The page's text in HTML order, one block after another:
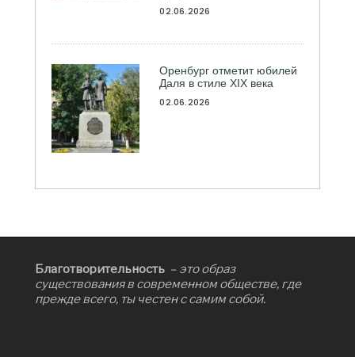
02.06.2026
Оренбург отметит юбилей
Даля в стиле XIX века
02.06.2026
Благотворительность – это образ
существования в современном обществе, где
прежде всего, ты честен с самим собой.